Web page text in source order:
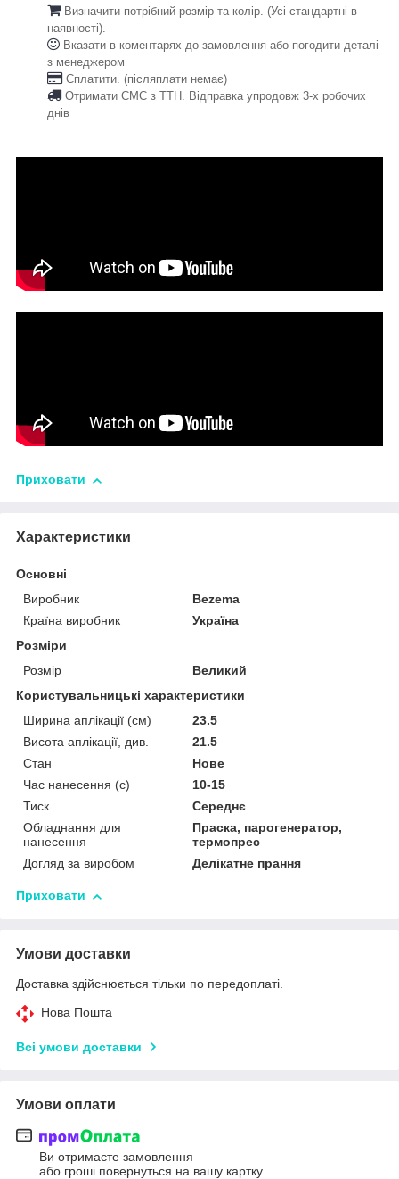
Визначити потрібний розмір та колір. (Усі стандартні в
наявності).
Вказати в коментарях до замовлення або погодити деталі
з менеджером
Сплатити. (післяплати немає)
Отримати СМС з ТТН. Відправка упродовж 3-х робочих
днів
Приховати
Характеристики
Основні
Виробник
Bezema
Країна виробник
Україна
Розміри
Розмір
Великий
Користувальницькі характеристики
Ширина аплікації (см)
23.5
Висота аплікації, див.
21.5
Стан
Нове
Час нанесення (с)
10-15
Тиск
Середнє
Обладнання для
нанесення
Праска, парогенератор,
термопрес
Догляд за виробом
Делікатне прання
Приховати
Умови доставки
Доставка здійснюється тільки по передоплаті.
Нова Пошта
Всі умови доставки
Умови оплати
Ви отримаєте замовлення
або гроші повернуться на вашу картку